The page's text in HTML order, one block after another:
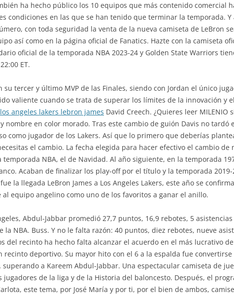
ha hecho público los 10 equipos que más contenido comercial
condiciones en las que se han tenido que terminar la temporada.
con toda seguridad la venta de la nueva camiseta de LeBron
así como en la página oficial de Fanatics. Hazte con la camiseta
oficial de la temporada NBA 2023-24 y Golden State Warriors
ET.
su tercer y último MVP de las Finales, siendo con Jordan el único
valiente cuando se trata de superar los límites de la innovación y
angeles lakers lebron james David Creech. ¿Quieres leer MILENIO
nombre en color morado. Tras este cambio de guión Davis no
como jugador de los Lakers. Así que lo primero que deberías
el cambio. La fecha elegida para hacer efectivo el cambio de
NBA, el de Navidad. Al año siguiente, en la temporada
Acaban de finalizar los play-off por el título y la temporada
la llegada LeBron James a Los Angeles Lakers, este año se
equipo angelino como uno de los favoritos a ganar el anillo.
Abdul-Jabbar promedió 27,7 puntos, 16,9 rebotes, 5
la NBA. Buss. Y no le falta razón: 40 puntos, diez rebotes, nueve
del recinto ha hecho falta alcanzar el acuerdo en el más lucrativo
recinto deportivo. Su mayor hito con el 6 a la espalda fue
superando a Kareem Abdul-Jabbar. Una espectacular camiseta de
jugadores de la liga y de la Historia del baloncesto. Después, el
este tema, por José María y por ti, por el bien de ambos,